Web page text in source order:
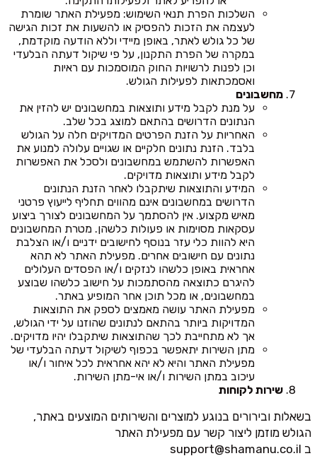
השלכות הפרת תנאי השימוש: מפעילת האתר שומרת
לעצמה את הזכות להפסיק או להשעות את זכות הגישה
של כל גולש לאתר, באופן מיידי וללא הודעה מוקדמת,
במקרה של הפרת התקנון, על פי שיקול דעתה הבלעדי
וכן לפנות לרשויות החוק המוסמכות עם ראיות
ואסמכתאות לפעילות הגולש.
מחשבונים
על מנת לקבל מידע ותוצאות במחשבונים יש להזין את
הנתונים הדרושים בהתאם למוצג בכל שלב.
האחריות על הזנת הפרטים המדויקים חלה על הגולש
בלבד. הזנת נתונים חלקיים או שגויים עלולה למנוע את
האפשרות להשתמש במחשבונים ולסכל את האפשרות
לקבל מידע ותוצאות מדויקים.
המידע והתוצאות שיתקבלו לאחר הזנת הנתונים
הדרושים במחשבונים אינם מהווים תחליף לייעוץ פרטני
מאיש מקצוע. אין להסתמך על המחשבונים לצורך ביצוע
עסקאות מסוימות או פעולות כלשהן. מטרת המחשבונים
היא להוות כלי עזר בנוסף לחישובים ידניים ו/או הצלבת
נתונים עם חישובים אחרים. מפעילת האתר לא תהא
אחראית באופן כלשהו לנזקים ו/או הפסדים העלולים
להיגרם כתוצאה מהסתמכות על חישוב כלשהו שבוצע
במחשבונים, או מכל תוכן אחר המופיע באתר.
מפעילת האתר עושה מאמצים לספק את התוצאות
המדויקות ביותר בהתאם לנתונים שהוזנו על ידי הגולש,
אך לא מתחייבת לכך שהתוצאות שיתקבלו יהיו מדויקים.
מתן השירות יתאפשר בכפוף לשיקול דעתה הבלעדי של
מפעילת האתר והיא לא יהא אחראית לכל איחור ו/או
עיכוב במתן השירות ו/או אי-מתן השירות.
שירות לקוחות
בשאלות ובירורים בנוגע למוצרים והשירותים המוצעים באתר,
הגולש מוזמן ליצור קשר עם מפעילת האתר
ב support@shamanu.co.il